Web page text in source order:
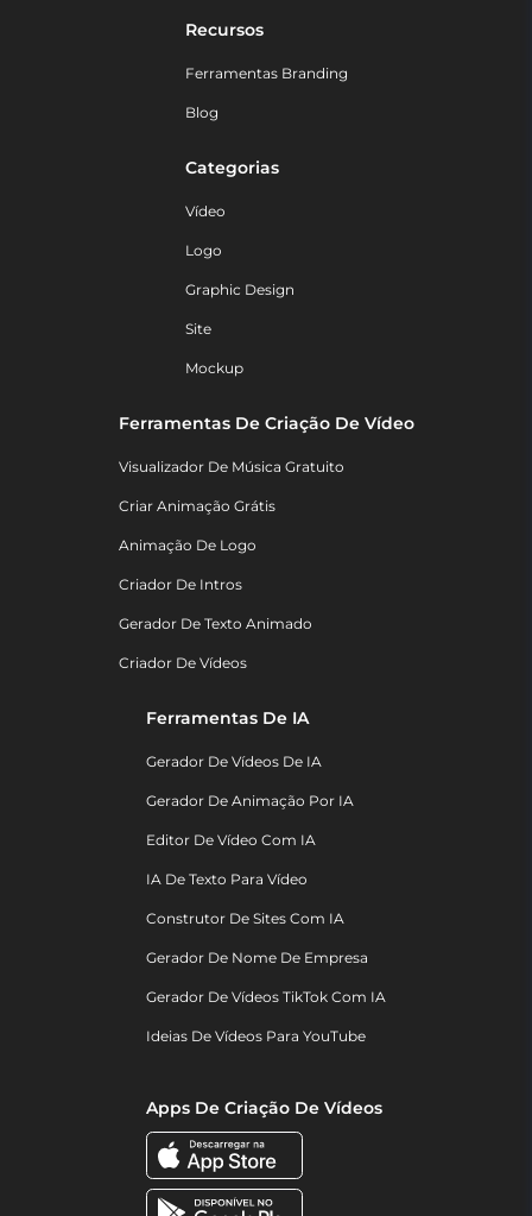
Recursos
Ferramentas Branding
Blog
Categorias
Vídeo
Logo
Graphic Design
Site
Mockup
Ferramentas De Criação De Vídeo
Visualizador De Música Gratuito
Criar Animação Grátis
Animação De Logo
Criador De Intros
Gerador De Texto Animado
Criador De Vídeos
Ferramentas De IA
Gerador De Vídeos De IA
Gerador De Animação Por IA
Editor De Vídeo Com IA
IA De Texto Para Vídeo
Construtor De Sites Com IA
Gerador De Nome De Empresa
Gerador De Vídeos TikTok Com IA
Ideias De Vídeos Para YouTube
Apps De Criação De Vídeos